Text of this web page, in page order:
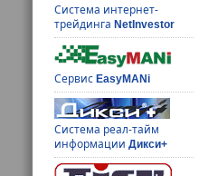
Система интернет-
трейдингаNetInvestor
СервисEasyMANi
Система реал-тайм
информацииДикси+